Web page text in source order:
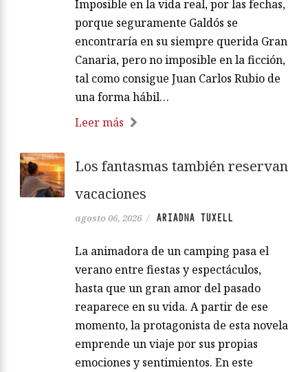
Imposible en la vida real, por las fechas,
porque seguramente Galdós se
encontraría en su siempre querida Gran
Canaria, pero no imposible en la ficción,
tal como consigue Juan Carlos Rubio de
una forma hábil…
Leer más
Los fantasmas también reservan
vacaciones
agosto 06, 2026 / ARIADNA TUXELL
La animadora de un camping pasa el
verano entre fiestas y espectáculos,
hasta que un gran amor del pasado
reaparece en su vida. A partir de ese
momento, la protagonista de esta novela
emprende un viaje por sus propias
emociones y sentimientos. En este